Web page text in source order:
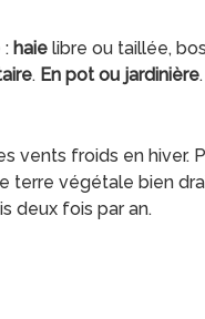
: haie libre ou taillée,
. En pot ou jardinière.
vents froids en hiver.
terre végétale bien
deux fois par an.